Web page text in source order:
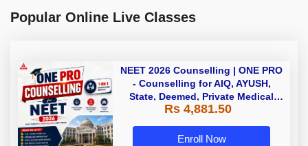
Popular Online Live Classes
NEET 2026 Counselling | ONE PRO
- Counselling for AIQ, AYUSH,
State, Deemed, Private Medical
Colleges
Rs 4,881.50
Enroll Now